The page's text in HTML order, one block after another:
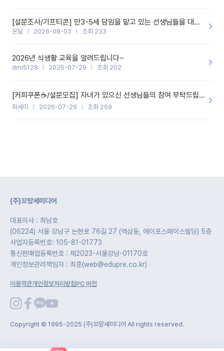
[설문조사/기프티콘] 만3-5세 담임을 맡고 있는 선생님들을 대상으로 설문조사를 합니다!
온달 2026-08-03 조회 233
2026년 식생활 교육을 알려드립니다~
dml5128 2026-07-29 조회 202
[커피쿠폰☕️/설문모집] 자녀가 있으신 선생님들의 참여 부탁드립니다!!
최세미 2026-07-29 조회 259
(주)꼬망세미디어
대표이사 : 최남호
(06224) 서울 강남구 논현로 76길 27 (역삼동, 에이포스페이스빌딩) 5층
사업자등록번호: 105-81-01773
통신판매업등록번호 : 제2023-서울강남-01170호
개인정보관리책임자 : 최훈(web@edupre.co.kr)
이용약관개인정보처리방침PC 버전
Copyright © 1995-2025 (주)꼬망세미디어 All rights reserved.